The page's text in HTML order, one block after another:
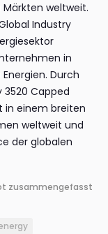
weltweit.
Industry
in
Durch
3520 Capped
in einem breiten
weltweit und
der globalen
zusammengefasst